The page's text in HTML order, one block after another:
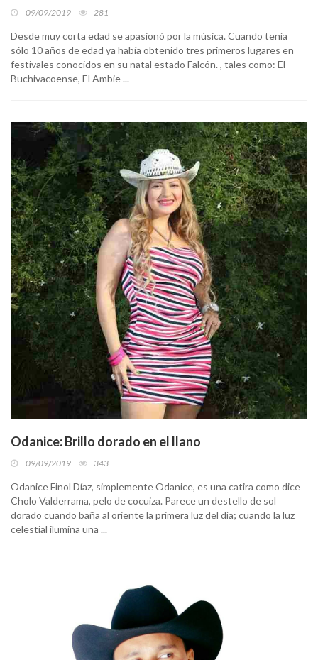
09/09/2019 281
Desde muy corta edad se apasionó por la música. Cuando tenía
sólo 10 años de edad ya había obtenido tres primeros lugares en
festivales conocidos en su natal estado Falcón. , tales como: El
Buchivacoense, El Ambie ...
Odanice: Brillo dorado en el llano
09/09/2019 343
Odanice Finol Díaz, simplemente Odanice, es una catira como dice
Cholo Valderrama, pelo de cocuiza. Parece un destello de sol
dorado cuando baña al oriente la primera luz del día; cuando la luz
celestial ilumina una ...